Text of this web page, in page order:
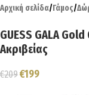
Αρχική σελίδα/Γάμος/
GUESS GALA
Ακριβείας
€209€199